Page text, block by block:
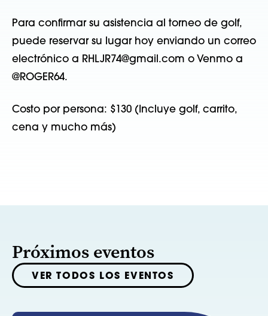
Para confirmar su asistencia al torneo de golf,
puede reservar su lugar hoy enviando un correo
electrónico a RHLJR74@gmail.com o Venmo a
@ROGER64.
Costo por persona: $130 (Incluye golf, carrito,
cena y mucho más)
Próximos eventos
VER TODOS LOS EVENTOS